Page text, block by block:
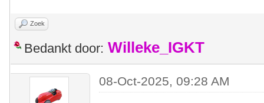
Zoek
Bedankt door: Willeke_IGKT
08-Oct-2025, 09:28 AM